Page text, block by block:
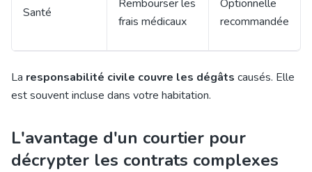
Santé
Rembourser les
frais médicaux
Optionnelle
recommandée
La responsabilité civile couvre les dégâts causés. Elle
est souvent incluse dans votre habitation.
L'avantage d'un courtier pour
décrypter les contrats complexes